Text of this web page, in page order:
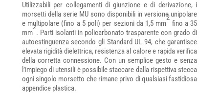
Utilizzabili per collegamenti di giunzione e di derivazione, i
morsetti della serie MU sono disponibili in versione unipolare
e multipolare (fino a 5 poli) per sezioni da 1,5 mm
2
fino a 35
mm
2
. Parti isolanti in policarbonato trasparente con grado di
autoestinguenza secondo gli Standard UL 94, che garantisce
elevata rigidità dielettrica, resistenza al calore e rapida verifica
della corretta connessione. Con un semplice gesto e senza
l’impiego di utensili è possibile staccare dalla rispettiva stecca
ogni singolo morsetto che rimane privo di qualsiasi fastidiosa
appendice plastica.